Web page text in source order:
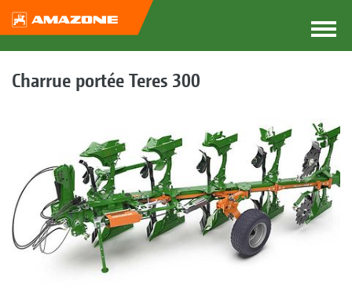
Charrue portée Teres 300